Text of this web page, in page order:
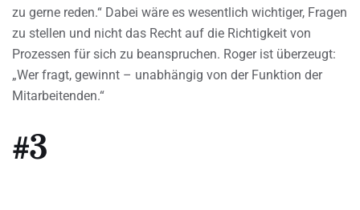
zu gerne reden.“ Dabei wäre es wesentlich wichtiger, Fragen
zu stellen und nicht das Recht auf die Richtigkeit von
Prozessen für sich zu beanspruchen. Roger ist überzeugt:
„Wer fragt, gewinnt – unabhängig von der Funktion der
Mitarbeitenden.“
#3